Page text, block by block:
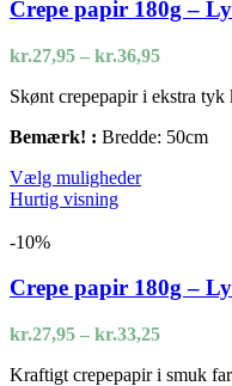
varianter.
kan
vælges
på
varesiden
Crepe papir 180g –
kr.27,95 – kr.36,95
til
Skønt crepepapir i ekstra
Bemærk! : Bredde: 50cm
Vælg mulighederDette
vælges
varesiden
Hurtig visning
-10%
Crepe papir 180g –
kr.27,95 – kr.33,25
til
Kraftigt crepepapir i smuk